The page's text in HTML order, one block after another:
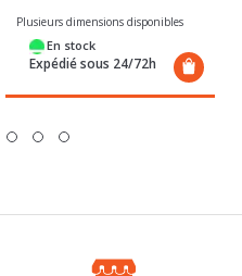
En stock
Expédié sous 24/72h